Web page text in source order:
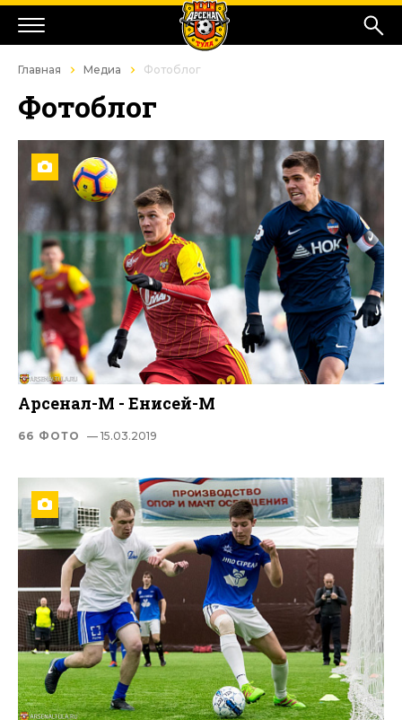
Главная Медиа Фотоблог
Фотоблог
Арсенал-М - Енисей-М
66 ФОТО — 15.03.2019